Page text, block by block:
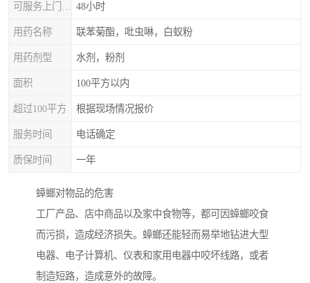
48小时
用药名称 联苯菊酯，吡虫啉，白蚁粉
用药剂型 水剂，粉剂
面积 100平方以内
超过100平方 根据现场情况报价
服务时间 电话确定
质保时间 一年
蟑螂对物品的危害
工厂产品、店中商品以及家中食物等，都可因蟑螂咬食
而污损，造成经济损失。蟑螂还能轻而易举地钻进大型
电器、电子计算机、仪表和家用电器中咬坏线路，或者
制造短路，造成意外的故障。